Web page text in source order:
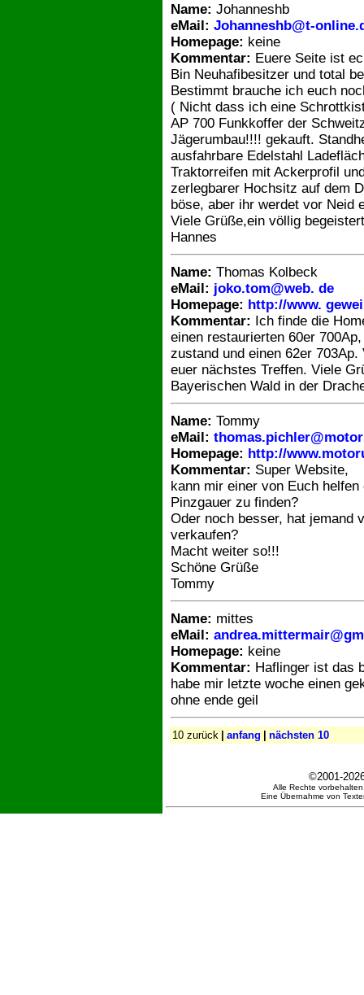
Name: Johanneshb
eMail: Johanneshb@t-
Homepage: keine
Kommentar: Euere Seite ist
Bin Neuhafibesitzer und total
Bestimmt brauche ich euch
( Nicht dass ich eine
AP 700 Funkkoffer der
Jägerumbau!!!! gekauft.
ausfahrbare Edelstahl
Traktorreifen mit Ackerprofil
zerlegbarer Hochsitz auf dem
böse, aber ihr werdet vor Neid
Viele Grüße,ein völlig
Hannes
Name: Thomas Kolbeck
eMail: joko.tom@web. de
Homepage: http://www.
Kommentar: Ich finde die
einen restaurierten 60er
zustand und einen 62er
euer nächstes Treffen. Viele
Bayerischen Wald in der
Name: Tommy
eMail:
Homepage: http://
Kommentar: Super Website,
kann mir einer von Euch helfen
Pinzgauer zu finden?
Oder noch besser, hat jemand
verkaufen?
Macht weiter so!!!
Schöne Grüße
Tommy
Name: mittes
eMail:
Homepage: keine
Kommentar: Haflinger ist das
habe mir letzte woche einen
ohne ende geil
10 zurück | anfang | nächsten 10
©2001-
Alle Rechte
Eine Übernahme von